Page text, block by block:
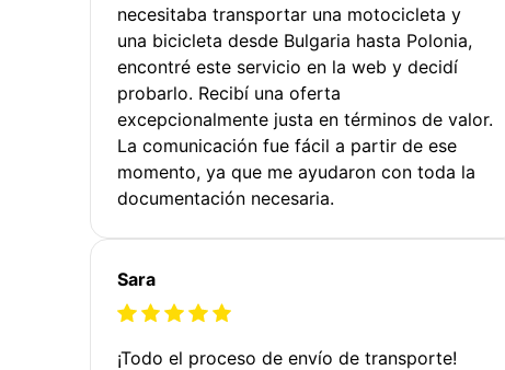
necesitaba transportar una motocicleta y
una bicicleta desde Bulgaria hasta Polonia,
encontré este servicio en la web y decidí
probarlo. Recibí una oferta
excepcionalmente justa en términos de valor.
La comunicación fue fácil a partir de ese
momento, ya que me ayudaron con toda la
documentación necesaria.
Sara
¡Todo el proceso de envío de transporte!